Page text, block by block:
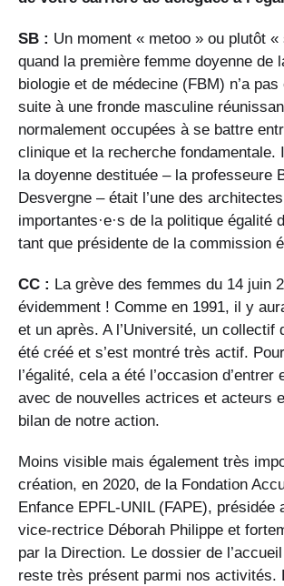
SB : Un moment « metoo » ou plutôt «
quand la première femme doyenne de
biologie et de médecine (FBM) n’a pas
suite à une fronde masculine
normalement occupées à se battre
clinique et la recherche fondamentale.
la doyenne destituée – la professeure
Desvergne – était l’une des architectes
importantes·e·s de la politique égalité
tant que présidente de la commission
CC : La grève des femmes du 14 juin
évidemment ! Comme en 1991, il y
et un après. A l’Université, un collectif
été créé et s’est montré très actif.
l’égalité, cela a été l’occasion d’entrer
avec de nouvelles actrices et acteurs
bilan de notre action.
Moins visible mais également très
création, en 2020, de la Fondation
Enfance EPFL-UNIL (FAPE), présidée
vice-rectrice Déborah Philippe et
par la Direction. Le dossier de l’accueil
reste très présent parmi nos activités.